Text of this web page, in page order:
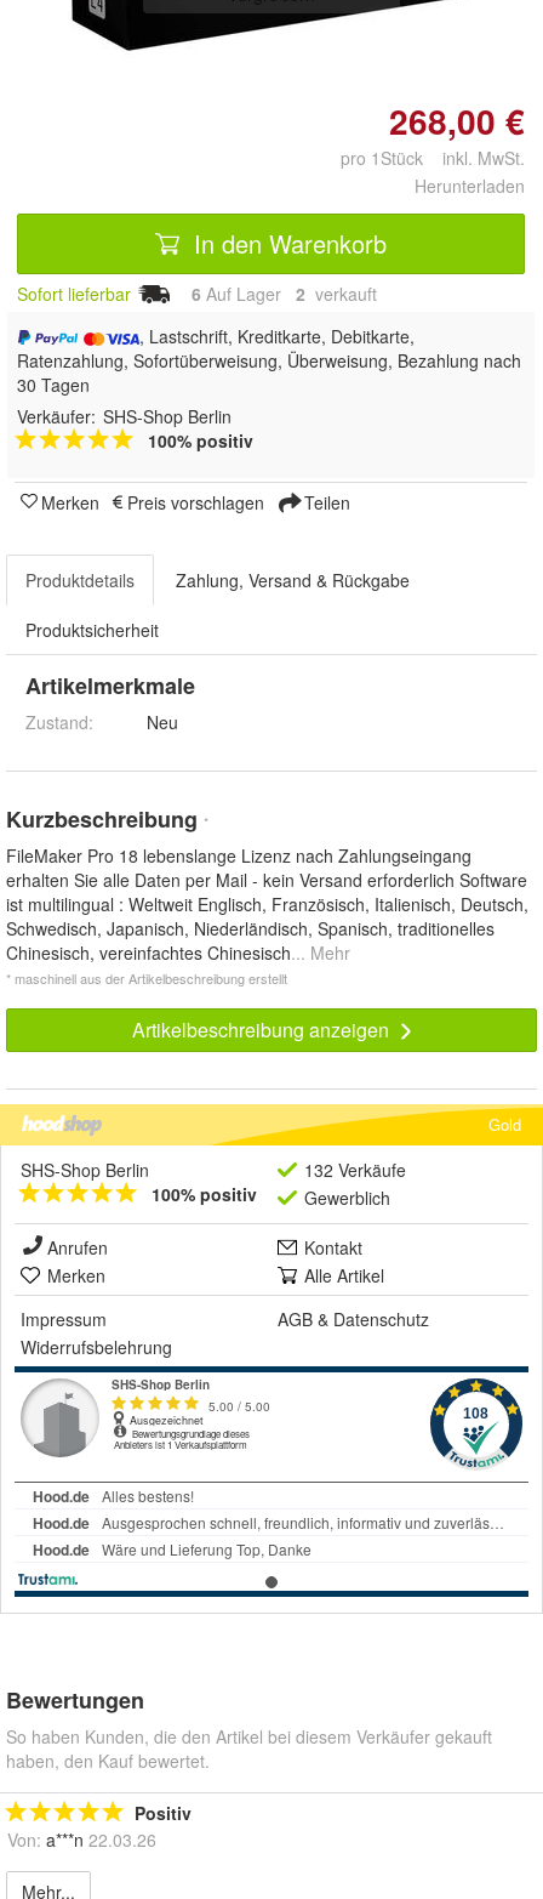
268,00 €
pro 1Stück inkl. MwSt.
Herunterladen
In den Warenkorb
Sofort lieferbar 6 Auf Lager 2 verkauft
, Lastschrift, Kreditkarte, Debitkarte,
Ratenzahlung, Sofortüberweisung, Überweisung, Bezahlung nach
30 Tagen
Verkäufer: SHS-Shop Berlin
100% positiv
Merken Preis vorschlagen Teilen
Produktdetails Zahlung, Versand & Rückgabe
Produktsicherheit
Artikelmerkmale
Zustand: Neu
Kurzbeschreibung *
FileMaker Pro 18 lebenslange Lizenz nach Zahlungseingang
erhalten Sie alle Daten per Mail - kein Versand erforderlich Software
ist multilingual : Weltweit Englisch, Französisch, Italienisch, Deutsch,
Schwedisch, Japanisch, Niederländisch, Spanisch, traditionelles
Chinesisch, vereinfachtes Chinesisch... Mehr
* maschinell aus der Artikelbeschreibung erstellt
Artikelbeschreibung anzeigen
Gold
SHS-Shop Berlin
100% positiv
132 Verkäufe
Gewerblich
Anrufen
Kontakt
Merken
Alle Artikel
Impressum
AGB & Datenschutz
Widerrufsbelehrung
Bewertungen
So haben Kunden, die den Artikel bei diesem Verkäufer gekauft
haben, den Kauf bewertet.
Positiv
Von: a***n 22.03.26
Mehr...